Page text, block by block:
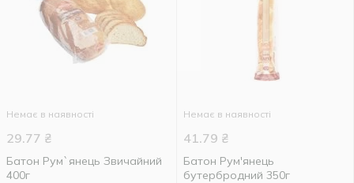
Немає в наявності
29.77 ₴
Батон Рум`янець Звичайний
400г
Немає в наявності
41.79 ₴
Батон Рум'янець
бутербродний 350г